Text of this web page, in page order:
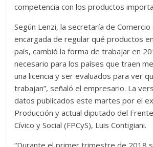
competencia con los productos
Según Lenzi, la secretaría de Comercio
encargada de regular qué productos
país, cambió la forma de trabajar en
necesario para los países que traen
una licencia y ser evaluados para ver
trabajan”, señaló el empresario. La
datos publicados este martes por el
Producción y actual diputado del
Cívico y Social (FPCyS), Luis Contigiani.
“Durante el primer trimestre de 2018